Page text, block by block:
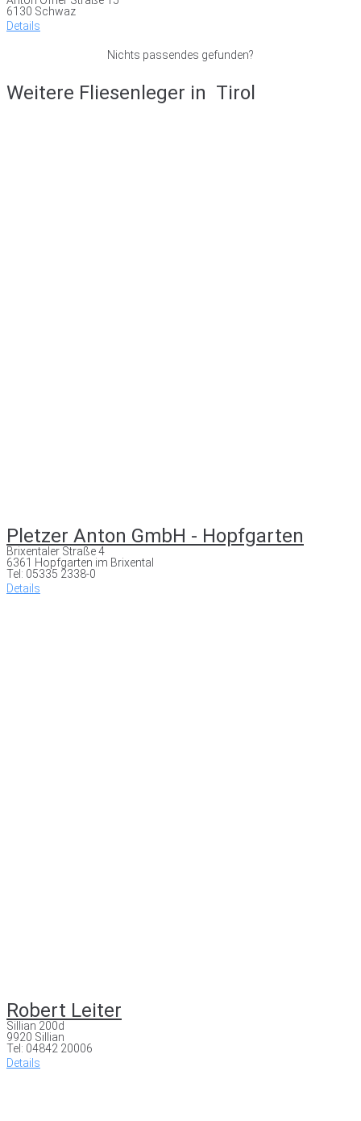
6130 Schwaz
Details
Nichts passendes gefunden?
Weitere Fliesenleger in Tirol
Pletzer Anton GmbH - Hopfgarten
Brixentaler Straße 4
6361 Hopfgarten im Brixental
Tel: 05335 2338-0
Details
Robert Leiter
Sillian 200d
9920 Sillian
Tel: 04842 20006
Details